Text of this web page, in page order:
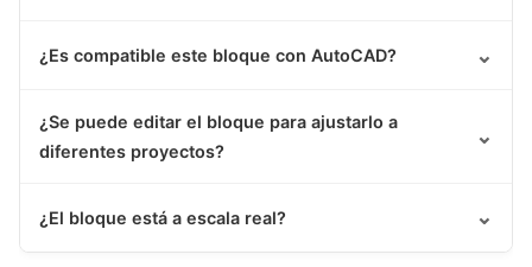
¿Es compatible este bloque con AutoCAD? ⌄
¿Se puede editar el bloque para ajustarlo a
diferentes proyectos?
⌄
¿El bloque está a escala real? ⌄